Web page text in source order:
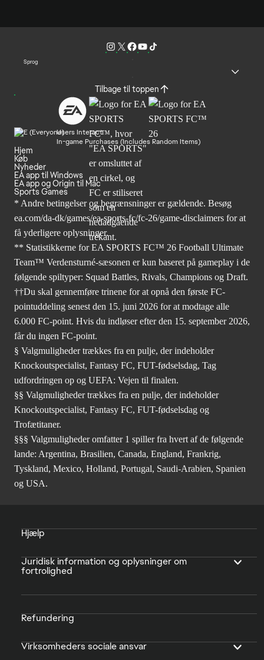
Sprog
Tilbage til toppen
Users Interact
In-game Purchases (Includes Random Items)
Hjem
Køb
Nyheder
EA app til Windows
EA app og Origin til Mac
Sports Games
* Andre betingelser og begrænsninger er gældende. Besøg
ea.com/da-dk/games/ea-sports-fc/fc-26/game-disclaimers for at
få yderligere oplysninger.
** Statistikkerne for EA SPORTS FC™ 26 Football Ultimate
Team™ Verdensturné-sæsonen er kun baseret på gameplay i de
følgende spiltyper: Squad Battles, Rivals, Champions og Draft.
††Du skal gennemføre trinene for at opnå den første FC-
pointuddeling senest den 15. juni 2026 for at modtage alle
6.000 FC-point. Hvis du indløser efter den 15. september 2026,
får du ingen FC-point.
§ Valgmuligheder trækkes fra en pulje, der indeholder
Knockoutspecialist, Fantasy FC, FUT-fødselsdag, Tag
udfordringen op og UEFA: Vejen til finalen.
§§ Valgmuligheder trækkes fra en pulje, der indeholder
Knockoutspecialist, Fantasy FC, FUT-fødselsdag og
Trofætitaner.
§§§ Valgmuligheder omfatter 1 spiller fra hvert af de følgende
lande: Argentina, Brasilien, Canada, England, Frankrig,
Tyskland, Mexico, Holland, Portugal, Saudi-Arabien, Spanien
og USA.
Hjælp
Juridisk information og oplysninger om
fortrolighed
Refundering
Virksomheders sociale ansvar